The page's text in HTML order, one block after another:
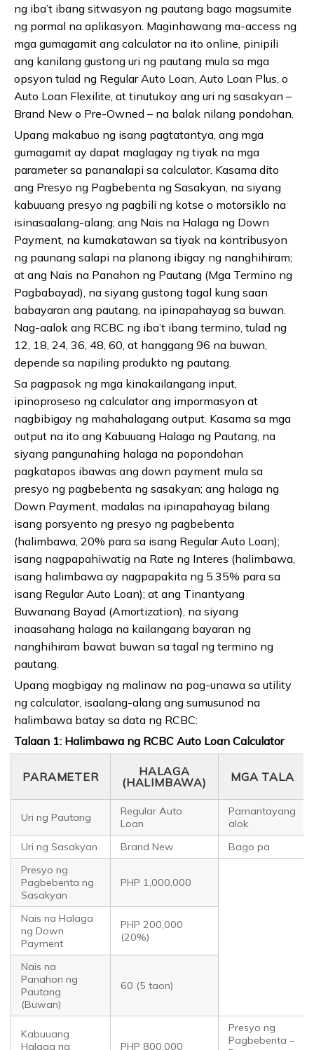
ng iba’t ibang sitwasyon ng pautang bago magsumite
ng pormal na aplikasyon. Maginhawang ma-access ng
mga gumagamit ang calculator na ito online, pinipili
ang kanilang gustong uri ng pautang mula sa mga
opsyon tulad ng Regular Auto Loan, Auto Loan Plus, o
Auto Loan Flexilite, at tinutukoy ang uri ng sasakyan –
Brand New o Pre-Owned – na balak nilang pondohan.
Upang makabuo ng isang pagtatantya, ang mga
gumagamit ay dapat maglagay ng tiyak na mga
parameter sa pananalapi sa calculator. Kasama dito
ang Presyo ng Pagbebenta ng Sasakyan, na siyang
kabuuang presyo ng pagbili ng kotse o motorsiklo na
isinasaalang-alang; ang Nais na Halaga ng Down
Payment, na kumakatawan sa tiyak na kontribusyon
ng paunang salapi na planong ibigay ng nanghihiram;
at ang Nais na Panahon ng Pautang (Mga Termino ng
Pagbabayad), na siyang gustong tagal kung saan
babayaran ang pautang, na ipinapahayag sa buwan.
Nag-aalok ang RCBC ng iba’t ibang termino, tulad ng
12, 18, 24, 36, 48, 60, at hanggang 96 na buwan,
depende sa napiling produkto ng pautang.
Sa pagpasok ng mga kinakailangang input,
ipinoproseso ng calculator ang impormasyon at
nagbibigay ng mahahalagang output. Kasama sa mga
output na ito ang Kabuuang Halaga ng Pautang, na
siyang pangunahing halaga na popondohan
pagkatapos ibawas ang down payment mula sa
presyo ng pagbebenta ng sasakyan; ang halaga ng
Down Payment, madalas na ipinapahayag bilang
isang porsyento ng presyo ng pagbebenta
(halimbawa, 20% para sa isang Regular Auto Loan);
isang nagpapahiwatig na Rate ng Interes (halimbawa,
isang halimbawa ay nagpapakita ng 5.35% para sa
isang Regular Auto Loan); at ang Tinantyang
Buwanang Bayad (Amortization), na siyang
inaasahang halaga na kailangang bayaran ng
nanghihiram bawat buwan sa tagal ng termino ng
pautang.
Upang magbigay ng malinaw na pag-unawa sa utility
ng calculator, isaalang-alang ang sumusunod na
halimbawa batay sa data ng RCBC:
Talaan 1: Halimbawa ng RCBC Auto Loan Calculator
PARAMETER
HALAGA
(HALIMBAWA)
MGA TALA
Uri ng Pautang
Regular Auto
Loan
Pamantayang
alok
Uri ng Sasakyan
Brand New
Bago pa
Presyo ng
Pagbebenta ng
Sasakyan
PHP 1,000,000
Nais na Halaga
ng Down
Payment
PHP 200,000
(20%)
Nais na
Panahon ng
Pautang
(Buwan)
60 (5 taon)
Kabuuang
Halaga ng
PHP 800,000
Presyo ng
Pagbebenta –